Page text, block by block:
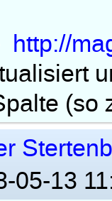
http://
(so
05-13